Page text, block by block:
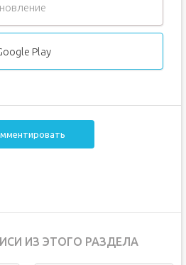
Play
ИЗ ЭТОГО РАЗДЕЛА